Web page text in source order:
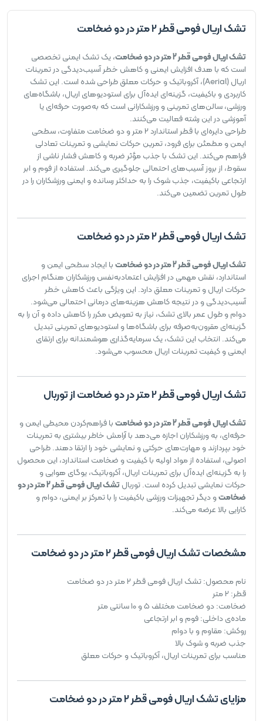
تشک اریال فومی قطر 2 متر در دو ضخامت
تشک اریال فومی قطر 2 متر در دو ضخامت
، یک تشک ایمنی تخصصی
است که با هدف افزایش ایمنی و کاهش خطر آسیب‌دیدگی در تمرینات
اریال (Aerial)، آکروباتیک و حرکات معلق طراحی شده است. این تشک
کاربردی و باکیفیت، گزینه‌ای ایده‌آل برای استودیوهای اریال، باشگاه‌های
ورزشی، سالن‌های تمرینی و ورزشکارانی است که به‌صورت حرفه‌ای یا
آموزشی در این رشته فعالیت می‌کنند.
طراحی دایره‌ای با قطر استاندارد 2 متر و دو ضخامت متفاوت، سطحی
ایمن و مطمئن برای فرود، تمرین حرکات نمایشی و تمرینات تعادلی
فراهم می‌کند. این تشک با جذب مؤثر ضربه و کاهش فشار ناشی از
سقوط، از بروز آسیب‌های احتمالی جلوگیری می‌کند. استفاده از فوم و ابر
ارتجاعی باکیفیت، جذب شوک را به حداکثر رسانده و ایمنی ورزشکاران را در
طول تمرین تضمین می‌کند.
تشک اریال فومی قطر 2 متر در دو ضخامت
تشک اریال فومی قطر 2 متر در دو ضخامت
با ایجاد سطحی ایمن و
استاندارد، نقش مهمی در افزایش اعتمادبه‌نفس ورزشکاران هنگام اجرای
حرکات اریال و تمرینات معلق دارد. این ویژگی باعث کاهش خطر
آسیب‌دیدگی و در نتیجه کاهش هزینه‌های درمانی احتمالی می‌شود.
دوام و طول عمر بالای تشک، نیاز به تعویض مکرر را کاهش داده و آن را به
گزینه‌ای مقرون‌به‌صرفه برای باشگاه‌ها و استودیوهای تمرینی تبدیل
می‌کند. انتخاب این تشک، یک سرمایه‌گذاری هوشمندانه برای ارتقای
ایمنی و کیفیت تمرینات اریال محسوب می‌شود.
تشک اریال فومی قطر 2 متر در دو ضخامت از توربال
تشک اریال فومی قطر 2 متر در دو ضخامت
با فراهم‌کردن محیطی ایمن و
حرفه‌ای، به ورزشکاران اجازه می‌دهد با آرامش خاطر بیشتری به تمرینات
خود بپردازند و مهارت‌های حرکتی و نمایشی خود را ارتقا دهند. طراحی
اصولی، استفاده از مواد اولیه با کیفیت و ضخامت استاندارد، این محصول
را به گزینه‌ای ایده‌آل برای تمرینات اریال، آکروباتیک، یوگای هوایی و
حرکات نمایشی تبدیل کرده است. توربال
تشک اریال فومی قطر 2 متر در دو
ضخامتو دیگر تجهیزات ورزشی باکیفیت را با تمرکز بر ایمنی، دوام و
کارایی بالا عرضه می‌کند.
مشخصات تشک اریال فومی قطر 2 متر در دو ضخامت
نام محصول: تشک اریال فومی قطر 2 متر در دو ضخامت
قطر: 2 متر
ضخامت: دو ضخامت مختلف 5 و 10 سانتی متر
ماده‌ی داخلی: فوم و ابر ارتجاعی
روکش: مقاوم و با دوام
جذب ضربه و شوک بالا
مناسب برای تمرینات اریال، آکروباتیک و حرکات معلق
مزایای تشک اریال فومی قطر 2 متر در دو ضخامت